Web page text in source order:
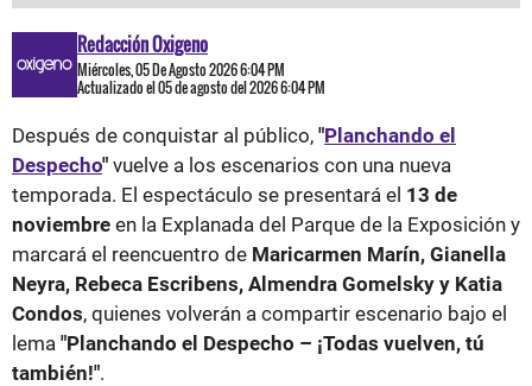
Redacción Oxigeno
Miércoles, 05 De Agosto 2026 6:04 PM
Actualizado el 05 de agosto del 2026 6:04 PM
Después de conquistar al público, "Planchando el
Despecho" vuelve a los escenarios con una nueva
temporada. El espectáculo se presentará el 13 de
noviembre en la Explanada del Parque de la Exposición y
marcará el reencuentro de Maricarmen Marín, Gianella
Neyra, Rebeca Escribens, Almendra Gomelsky y Katia
Condos, quienes volverán a compartir escenario bajo el
lema "Planchando el Despecho – ¡Todas vuelven, tú
también!".